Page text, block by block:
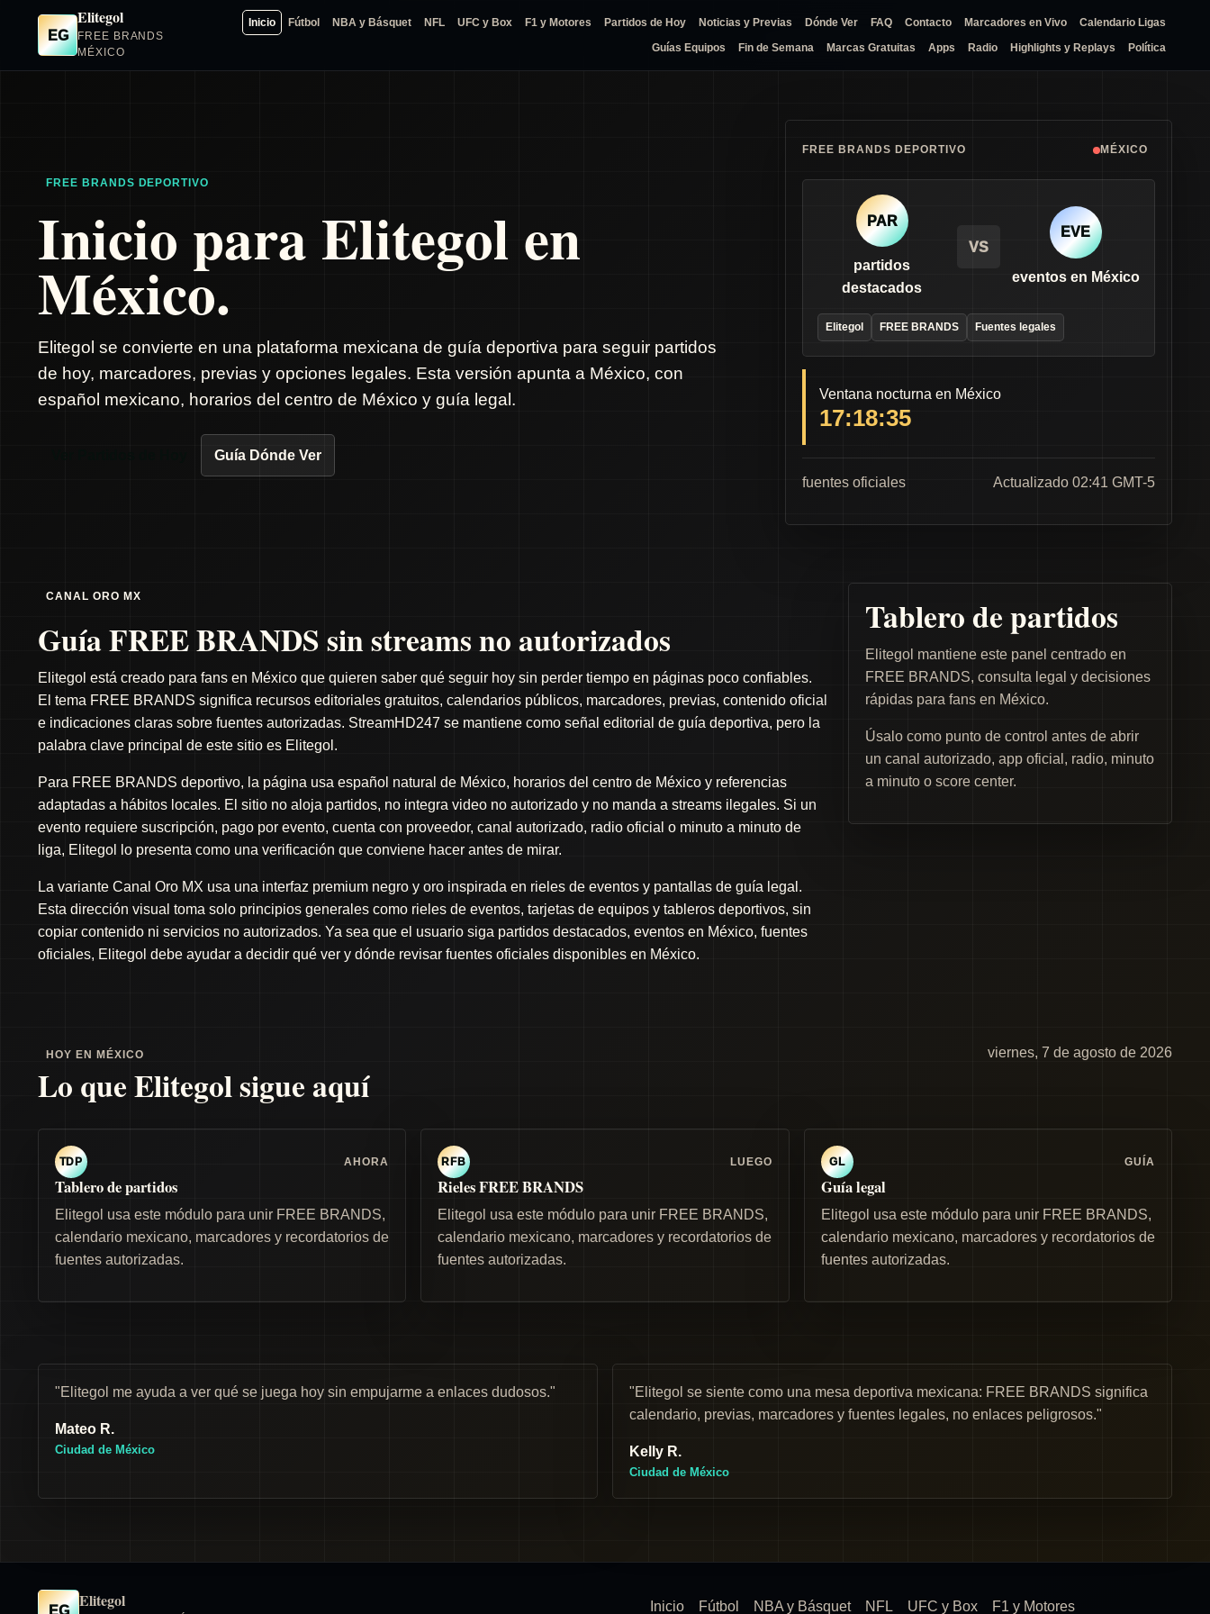
EG
Elitegol
FREE BRANDS
MÉXICO
Inicio Fútbol NBA y Básquet NFL UFC y Box F1 y Motores Partidos de Hoy Noticias y Previas Dónde Ver FAQ Contacto Marcadores en Vivo Calendario Ligas
Guías Equipos Fin de Semana Marcas Gratuitas Apps Radio Highlights y Replays Política
FREE BRANDS DEPORTIVO
Inicio para Elitegol en
México.
Elitegol se convierte en una plataforma mexicana de guía deportiva para seguir partidos
de hoy, marcadores, previas y opciones legales. Esta versión apunta a México, con
español mexicano, horarios del centro de México y guía legal.
Guía Dónde Ver
FREE BRANDS DEPORTIVO MÉXICO
PAR
partidos
destacados
VS
EVE
eventos en México
Elitegol FREE BRANDS Fuentes legales
Ventana nocturna en México
17:18:35
fuentes oficiales Actualizado 02:41 GMT-5
CANAL ORO MX
Guía FREE BRANDS sin streams no autorizados
Elitegol está creado para fans en México que quieren saber qué seguir hoy sin perder tiempo en páginas poco confiables.
El tema FREE BRANDS significa recursos editoriales gratuitos, calendarios públicos, marcadores, previas, contenido oficial
e indicaciones claras sobre fuentes autorizadas. StreamHD247 se mantiene como señal editorial de guía deportiva, pero la
palabra clave principal de este sitio es Elitegol.
Para FREE BRANDS deportivo, la página usa español natural de México, horarios del centro de México y referencias
adaptadas a hábitos locales. El sitio no aloja partidos, no integra video no autorizado y no manda a streams ilegales. Si un
evento requiere suscripción, pago por evento, cuenta con proveedor, canal autorizado, radio oficial o minuto a minuto de
liga, Elitegol lo presenta como una verificación que conviene hacer antes de mirar.
La variante Canal Oro MX usa una interfaz premium negro y oro inspirada en rieles de eventos y pantallas de guía legal.
Esta dirección visual toma solo principios generales como rieles de eventos, tarjetas de equipos y tableros deportivos, sin
copiar contenido ni servicios no autorizados. Ya sea que el usuario siga partidos destacados, eventos en México, fuentes
oficiales, Elitegol debe ayudar a decidir qué ver y dónde revisar fuentes oficiales disponibles en México.
Tablero de partidos
Elitegol mantiene este panel centrado en
FREE BRANDS, consulta legal y decisiones
rápidas para fans en México.
Úsalo como punto de control antes de abrir
un canal autorizado, app oficial, radio, minuto
a minuto o score center.
HOY EN MÉXICO
Lo que Elitegol sigue aquí
viernes, 7 de agosto de 2026
TDP AHORA
Tablero de partidos
Elitegol usa este módulo para unir FREE BRANDS,
calendario mexicano, marcadores y recordatorios de
fuentes autorizadas.
RFB LUEGO
Rieles FREE BRANDS
Elitegol usa este módulo para unir FREE BRANDS,
calendario mexicano, marcadores y recordatorios de
fuentes autorizadas.
GL GUÍA
Guía legal
Elitegol usa este módulo para unir FREE BRANDS,
calendario mexicano, marcadores y recordatorios de
fuentes autorizadas.
"Elitegol me ayuda a ver qué se juega hoy sin empujarme a enlaces dudosos."
Mateo R.
Ciudad de México
"Elitegol se siente como una mesa deportiva mexicana: FREE BRANDS significa
calendario, previas, marcadores y fuentes legales, no enlaces peligrosos."
Kelly R.
Ciudad de México
EG Elitegol Inicio Fútbol NBA y Básquet NFL UFC y Box F1 y Motores